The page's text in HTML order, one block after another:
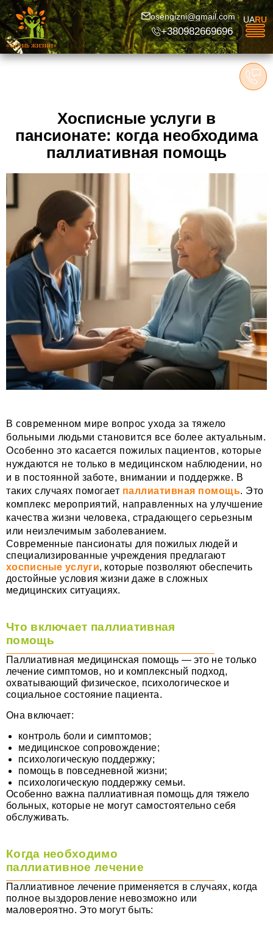
«осень жизни»
UARU
osengizni@gmail.com
+380982669696
Хосписные услуги в
пансионате: когда необходима
паллиативная помощь
В современном мире вопрос ухода за тяжело
больными людьми становится все более актуальным.
Особенно это касается пожилых пациентов, которые
нуждаются не только в медицинском наблюдении, но
и в постоянной заботе, внимании и поддержке. В
таких случаях помогает паллиативная помощь. Это
комплекс мероприятий, направленных на улучшение
качества жизни человека, страдающего серьезным
или неизлечимым заболеванием.
Современные пансионаты для пожилых людей и
специализированные учреждения предлагают
хосписные услуги, которые позволяют обеспечить
достойные условия жизни даже в сложных
медицинских ситуациях.
Что включает паллиативная
помощь
Паллиативная медицинская помощь — это не только
лечение симптомов, но и комплексный подход,
охватывающий физическое, психологическое и
социальное состояние пациента.
Она включает:
контроль боли и симптомов;
медицинское сопровождение;
психологическую поддержку;
помощь в повседневной жизни;
психологическую поддержку семьи.
Особенно важна паллиативная помощь для тяжело
больных, которые не могут самостоятельно себя
обслуживать.
Когда необходимо
паллиативное лечение
Паллиативное лечение применяется в случаях, когда
полное выздоровление невозможно или
маловероятно. Это могут быть: